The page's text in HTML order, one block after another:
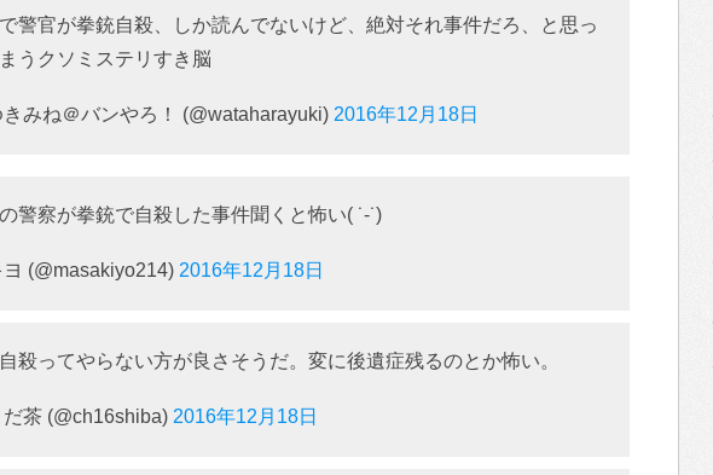
警官が拳銃自殺、しか読んでないけど、絶対それ事件だろ、と思っ
うクソミステリすき脳
みね＠バンやろ！ (@wataharayuki) 2016年12月18日
警察が拳銃で自殺した事件聞くと怖い( ˙-˙)
(@masakiyo214) 2016年12月18日
殺ってやらない方が良さそうだ。変に後遺症残るのとか怖い。
茶 (@ch16shiba) 2016年12月18日